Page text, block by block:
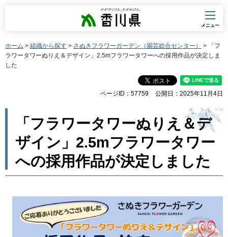
香川県
メニュー
ホーム > 組織から探す > さぬきフラワーガーデン（園芸総合センター）
> 「フ
ラワータワーぬりえ＆デザイン」2.5mフラワータワーへの採用作品が決定しま
した
ページID：57759 公開日：2025年11月4日
「フラワータワーぬりえ＆デ
ザイン」2.5mフラワータワー
への採用作品が決定しました